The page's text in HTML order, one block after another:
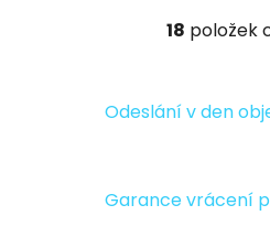
O
á
c
í
18 položek
Odeslání v den
Garance vrácení